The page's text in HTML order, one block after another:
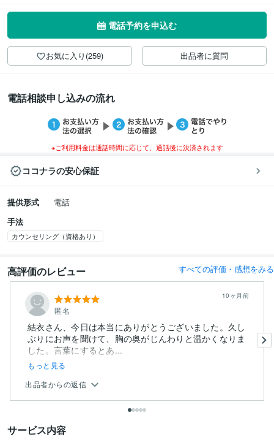
電話予約を申込む
お気に入り(259) 出品者に質問
電話相談申し込みの流れ
※ご利用料金は通話時間に応じて、通話後に決済されます
ココナラの安心保証
提供形式
電話
手法
カウンセリング（資格あり）
高評価のレビュー すべての評価・感想をみる
匿名
10ヶ月前
結衣さん、今日は本当にありがとうございました。久し
ぶりにお声を聞けて、胸の奥がじんわりと温かくなりま
した。言葉にするとあ...
もっと見る
出品者からの返信
サービス内容